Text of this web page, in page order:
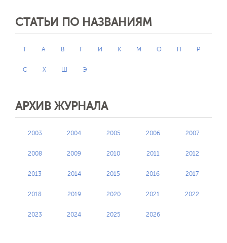
СТАТЬИ ПО НАЗВАНИЯМ
T А В Г И К М О П Р
С Х Ш Э
АРХИВ ЖУРНАЛА
2003 2004 2005 2006 2007
2008 2009 2010 2011 2012
2013 2014 2015 2016 2017
2018 2019 2020 2021 2022
2023 2024 2025 2026